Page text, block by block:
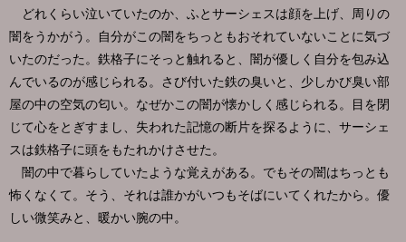
どれくらい泣いていたのか、ふとサーシェスは顔を上げ、周りの
闇をうかがう。自分がこの闇をちっともおそれていないことに気づ
いたのだった。鉄格子にそっと触れると、闇が優しく自分を包み込
んでいるのが感じられる。さび付いた鉄の臭いと、少しかび臭い部
屋の中の空気の匂い。なぜかこの闇が懐かしく感じられる。目を閉
じて心をとぎすまし、失われた記憶の断片を探るように、サーシェ
スは鉄格子に頭をもたれかけさせた。
闇の中で暮らしていたような覚えがある。でもその闇はちっとも
怖くなくて。そう、それは誰かがいつもそばにいてくれたから。優
しい微笑みと、暖かい腕の中。